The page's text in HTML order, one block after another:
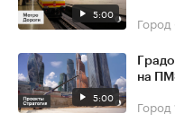
5:00 Город
5:00
на
Город